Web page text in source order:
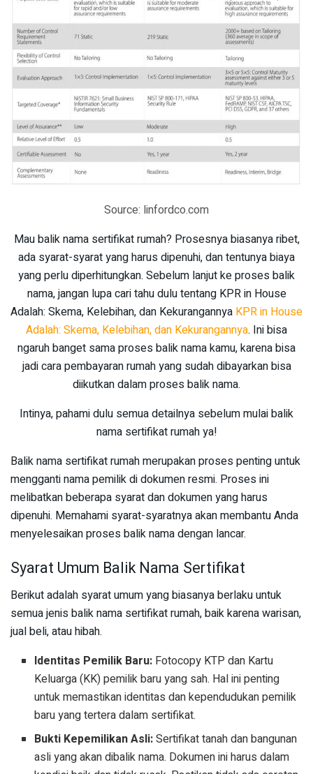
Source: linfordco.com
Mau balik nama sertifikat rumah? Prosesnya biasanya ribet,
ada syarat-syarat yang harus dipenuhi, dan tentunya biaya
yang perlu diperhitungkan. Sebelum lanjut ke proses balik
nama, jangan lupa cari tahu dulu tentang KPR in House
Adalah: Skema, Kelebihan, dan Kekurangannya KPR in House
Adalah: Skema, Kelebihan, dan Kekurangannya. Ini bisa
ngaruh banget sama proses balik nama kamu, karena bisa
jadi cara pembayaran rumah yang sudah dibayarkan bisa
diikutkan dalam proses balik nama.
Intinya, pahami dulu semua detailnya sebelum mulai balik
nama sertifikat rumah ya!
Balik nama sertifikat rumah merupakan proses penting untuk
mengganti nama pemilik di dokumen resmi. Proses ini
melibatkan beberapa syarat dan dokumen yang harus
dipenuhi. Memahami syarat-syaratnya akan membantu Anda
menyelesaikan proses balik nama dengan lancar.
Syarat Umum Balik Nama Sertifikat
Berikut adalah syarat umum yang biasanya berlaku untuk
semua jenis balik nama sertifikat rumah, baik karena warisan,
jual beli, atau hibah.
Identitas Pemilik Baru: Fotocopy KTP dan Kartu
Keluarga (KK) pemilik baru yang sah. Hal ini penting
untuk memastikan identitas dan kependudukan pemilik
baru yang tertera dalam sertifikat.
Bukti Kepemilikan Asli:Sertifikat tanah dan bangunan
asli yang akan dibalik nama. Dokumen ini harus dalam